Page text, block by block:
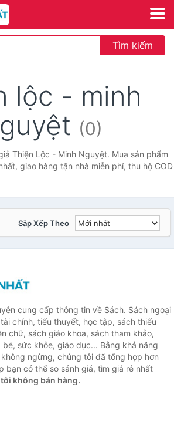
Tìm kiếm
lộc - minh
(0)
Thiện Lộc - Minh Nguyệt. Mua sản phẩm
giao hàng tận nhà miễn phí, thu hộ COD
Sắp Xếp Theo
cung cấp thông tin về Sách. Sách ngoại
chính, tiểu thuyết, học tập, sách thiếu
chữ, sách giáo khoa, sách tham khảo,
sức khỏe, giáo dục... Bằng khả năng
ngừng, chúng tôi đã tổng hợp hơn
bạn có thể so sánh giá, tìm giá rẻ nhất
không bán hàng.